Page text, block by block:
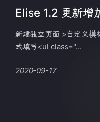
Elise 1.2 更新增
新建独立页面 >自定义模
式填写<ul class="...
2020-09-17